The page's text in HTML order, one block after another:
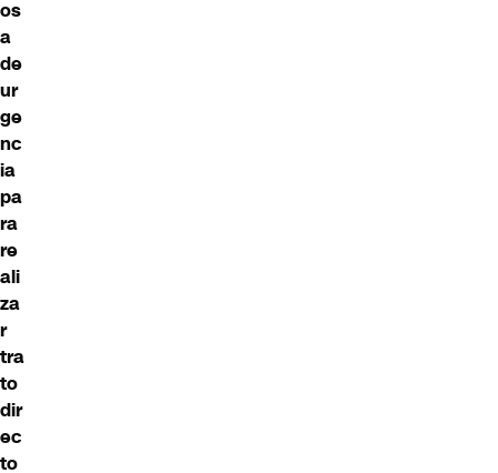
os
a
de
ur
ge
nc
ia
pa
ra
re
ali
za
r
tra
to
dir
ec
to